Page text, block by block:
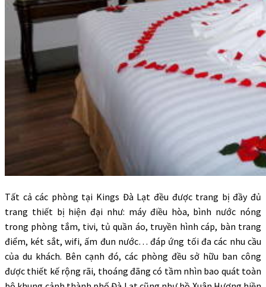
Tất cả các phòng tại Kings Đà Lạt đều được trang bị đầy đủ
trang thiết bị hiện đại như: máy điều hòa, bình nước nóng
trong phòng tắm, tivi, tủ quần áo, truyền hình cáp, bàn trang
điểm, két sắt, wifi, ấm đun nước… đáp ứng tối đa các nhu cầu
của du khách. Bên cạnh đó, các phòng đều sở hữu ban công
được thiết kế rộng rãi, thoáng đãng có tầm nhìn bao quát toàn